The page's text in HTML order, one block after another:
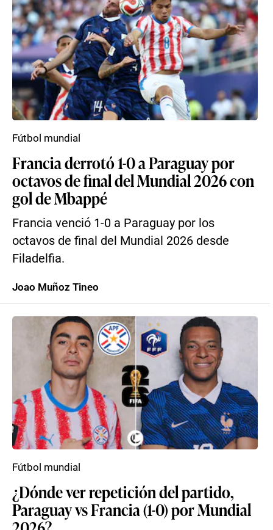
Francia derrotó 1-0 a Paraguay por
octavos de final del Mundial 2026 con
gol de Mbappé
Francia venció 1-0 a Paraguay por los
octavos de final del Mundial 2026 desde
Filadelfia.
Fútbol mundial
Joao Muñoz Tineo
¿Dónde ver repetición del partido,
Paraguay vs Francia (1-0) por Mundial
Fútbol mundial